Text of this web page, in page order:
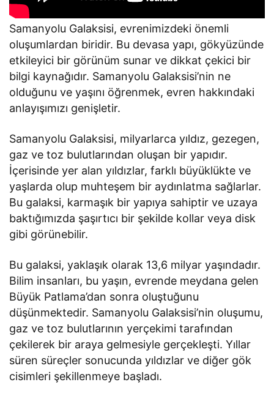
Samanyolu Galaksisi, evrenimizdeki önemli
oluşumlardan biridir. Bu devasa yapı, gökyüzünde
etkileyici bir görünüm sunar ve dikkat çekici bir
bilgi kaynağıdır. Samanyolu Galaksisi’nin ne
olduğunu ve yaşını öğrenmek, evren hakkındaki
anlayışımızı genişletir.
Samanyolu Galaksisi, milyarlarca yıldız, gezegen,
gaz ve toz bulutlarından oluşan bir yapıdır.
İçerisinde yer alan yıldızlar, farklı büyüklükte ve
yaşlarda olup muhteşem bir aydınlatma sağlarlar.
Bu galaksi, karmaşık bir yapıya sahiptir ve uzaya
baktığımızda şaşırtıcı bir şekilde kollar veya disk
gibi görünebilir.
Bu galaksi, yaklaşık olarak 13,6 milyar yaşındadır.
Bilim insanları, bu yaşın, evrende meydana gelen
Büyük Patlama’dan sonra oluştuğunu
düşünmektedir. Samanyolu Galaksisi’nin oluşumu,
gaz ve toz bulutlarının yerçekimi tarafından
çekilerek bir araya gelmesiyle gerçekleşti. Yıllar
süren süreçler sonucunda yıldızlar ve diğer gök
cisimleri şekillenmeye başladı.